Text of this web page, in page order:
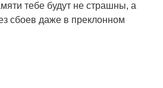
тебе будут не страшны, а
сбоев даже в преклонном